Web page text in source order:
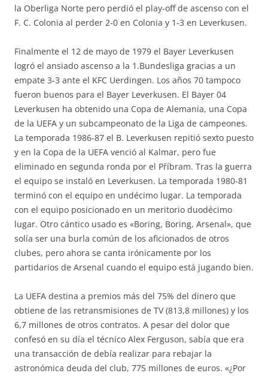
la Oberliga Norte pero perdió el play-off de ascenso con el
F. C. Colonia al perder 2-0 en Colonia y 1-3 en Leverkusen.
Finalmente el 12 de mayo de 1979 el Bayer Leverkusen
logró el ansiado ascenso a la 1.Bundesliga gracias a un
empate 3-3 ante el KFC Uerdingen. Los años 70 tampoco
fueron buenos para el Bayer Leverkusen. El Bayer 04
Leverkusen ha obtenido una Copa de Alemania, una Copa
de la UEFA y un subcampeonato de la Liga de campeones.
La temporada 1986-87 el B. Leverkusen repitió sexto puesto
y en la Copa de la UEFA venció al Kalmar, pero fue
eliminado en segunda ronda por el Příbram. Tras la guerra
el equipo se instaló en Leverkusen. La temporada 1980-81
terminó con el equipo en undécimo lugar. La temporada
con el equipo posicionado en un meritorio duodécimo
lugar. Otro cántico usado es «Boring, Boring, Arsenal», que
solía ser una burla común de los aficionados de otros
clubes, pero ahora se canta irónicamente por los
partidarios de Arsenal cuando el equipo está jugando bien.
La UEFA destina a premios más del 75% del dinero que
obtiene de las retransmisiones de TV (813,8 millones) y los
6,7 millones de otros contratos. A pesar del dolor que
confesó en su día el técnico Alex Ferguson, sabía que era
una transacción de debía realizar para rebajar la
astronómica deuda del club, 775 millones de euros. «¿Por